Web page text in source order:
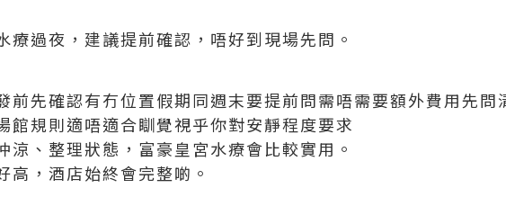
療過夜，建議提前確認，唔好到現場先問。
前先確認有冇位置假期同週末要提前問需唔需要額外費用先問
館規則適唔適合瞓覺視乎你對安靜程度要求
涼、整理狀態，富豪皇宮水療會比較實用。
高，酒店始終會完整啲。